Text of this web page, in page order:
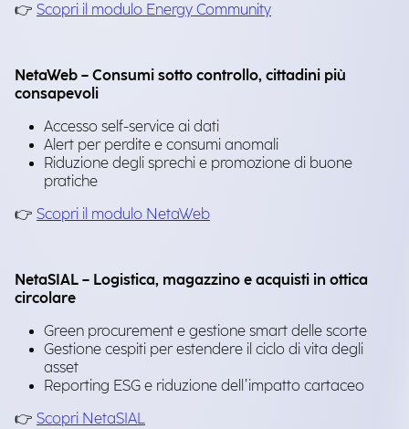
👉 Scopri il modulo Energy Community
NetaWeb – Consumi sotto controllo, cittadini più
consapevoli
Accesso self-service ai dati
Alert per perdite e consumi anomali
Riduzione degli sprechi e promozione di buone
pratiche
👉 Scopri il modulo NetaWeb
NetaSIAL – Logistica, magazzino e acquisti in ottica
circolare
Green procurement e gestione smart delle scorte
Gestione cespiti per estendere il ciclo di vita degli
asset
Reporting ESG e riduzione dell’impatto cartaceo
👉 Scopri NetaSIAL